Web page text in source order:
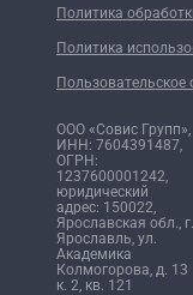
Политика
Политика
Пользовательское
ООО «Совис Групп»,
ИНН: 7604391487,
ОГРН:
1237600001242,
юридический
адрес: 150022,
Ярославская обл., г.
Ярославль, ул.
Академика
Колмогорова, д. 13
к. 2, кв. 121